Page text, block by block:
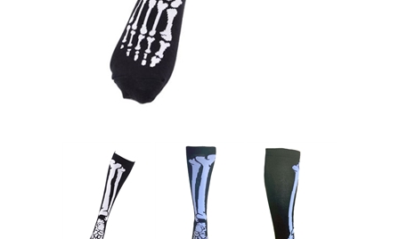
Gutscheine